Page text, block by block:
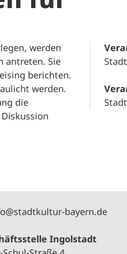
werden
antreten. Sie
berichten.
werden.
die
bayern.de
Ingolstadt